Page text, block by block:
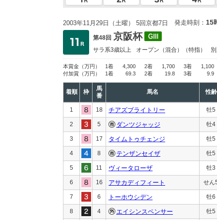
2003年11月29日（土曜） 5回京都7日 発走時刻： 15
第48回 京阪杯
サラ系3歳以上 オープン （混合）（特指）
本賞金 （万円） 1着 4,300 2着 1,700 3着
1,100
付加賞 （万円） 1着 69.3 2着 19.8 3着 9.9
着順 枠
馬
番
馬名 性齢
1 18 チアズブライトリー 牡5
2 5 ダンツジャッジ 牡4
3 17 タイムトゥチェンジ 牡5
4 8 テンザンセイザ 牡5
5 11 ヴィータローザ 牡3
6 16 アサカディフィート せん
7 6 トーホウシデン 牡6
8 4 エイシンスペンサー 牡5